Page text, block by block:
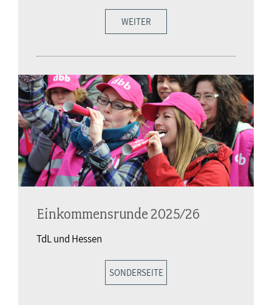
WEITER
Einkommensrunde 2025/26
TdL und Hessen
SONDERSEITE